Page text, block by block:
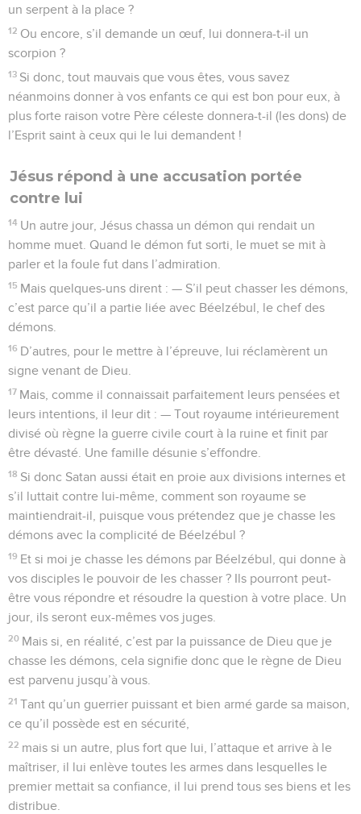
un serpent à la place ?
12 Ou encore, s’il demande un œuf, lui donnera-t-il un
scorpion ?
13 Si donc, tout mauvais que vous êtes, vous savez
néanmoins donner à vos enfants ce qui est bon pour eux, à
plus forte raison votre Père céleste donnera-t-il (les dons) de
l’Esprit saint à ceux qui le lui demandent !
Jésus répond à une accusation portée
contre lui
14 Un autre jour, Jésus chassa un démon qui rendait un
homme muet. Quand le démon fut sorti, le muet se mit à
parler et la foule fut dans l’admiration.
15 Mais quelques-uns dirent : — S’il peut chasser les démons,
c’est parce qu’il a partie liée avec Béelzébul, le chef des
démons.
16 D’autres, pour le mettre à l’épreuve, lui réclamèrent un
signe venant de Dieu.
17 Mais, comme il connaissait parfaitement leurs pensées et
leurs intentions, il leur dit : — Tout royaume intérieurement
divisé où règne la guerre civile court à la ruine et finit par
être dévasté. Une famille désunie s’effondre.
18 Si donc Satan aussi était en proie aux divisions internes et
s’il luttait contre lui-même, comment son royaume se
maintiendrait-il, puisque vous prétendez que je chasse les
démons avec la complicité de Béelzébul ?
19 Et si moi je chasse les démons par Béelzébul, qui donne à
vos disciples le pouvoir de les chasser ? Ils pourront peut-
être vous répondre et résoudre la question à votre place. Un
jour, ils seront eux-mêmes vos juges.
20 Mais si, en réalité, c’est par la puissance de Dieu que je
chasse les démons, cela signifie donc que le règne de Dieu
est parvenu jusqu’à vous.
21 Tant qu’un guerrier puissant et bien armé garde sa maison,
ce qu’il possède est en sécurité,
22 mais si un autre, plus fort que lui, l’attaque et arrive à le
maîtriser, il lui enlève toutes les armes dans lesquelles le
premier mettait sa confiance, il lui prend tous ses biens et les
distribue.